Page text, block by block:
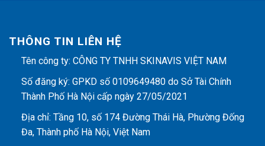
THÔNG TIN LIÊN HỆ
Tên công ty: CÔNG TY TNHH SKINAVIS VIỆT NAM
Số đăng ký: GPKD số 0109649480 do Sở Tài Chính
Thành Phố Hà Nội cấp ngày 27/05/2021
Địa chỉ: Tầng 10, số 174 Đường Thái Hà, Phường Đống
Đa, Thành phố Hà Nội, Việt Nam